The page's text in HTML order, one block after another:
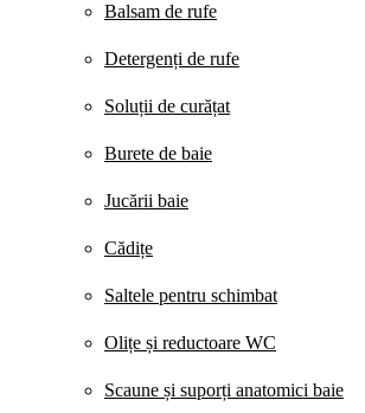
Balsam de rufe
Detergenți de rufe
Soluții de curățat
Burete de baie
Jucării baie
Cădițe
Saltele pentru schimbat
Olițe și reductoare WC
Scaune și suporți anatomici baie